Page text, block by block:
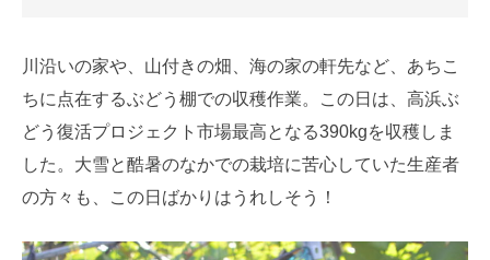
川沿いの家や、山付きの畑、海の家の軒先など、あちこ
ちに点在するぶどう棚での収穫作業。この日は、高浜ぶ
どう復活プロジェクト市場最高となる390kgを収穫しま
した。大雪と酷暑のなかでの栽培に苦心していた生産者
の方々も、この日ばかりはうれしそう！